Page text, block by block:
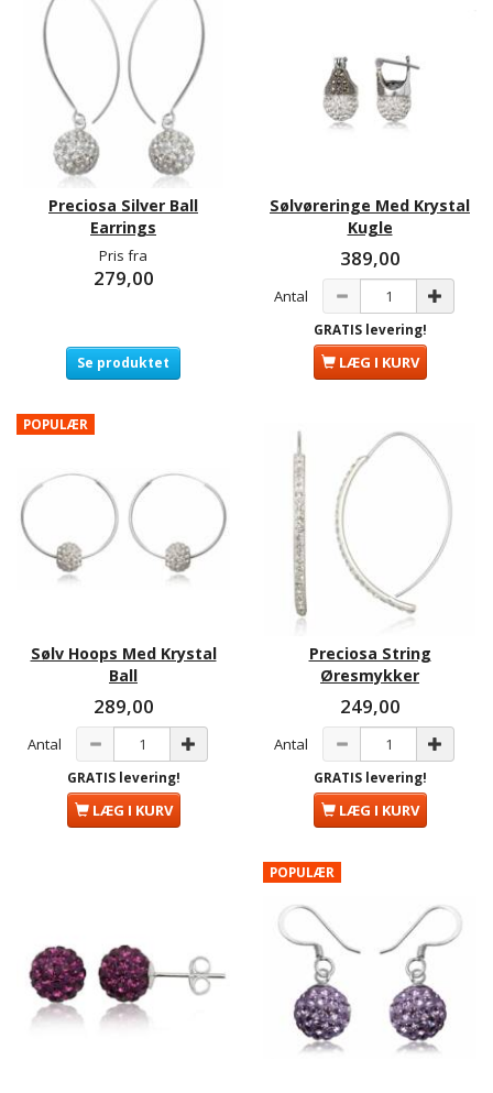
Preciosa Silver Ball
Earrings
Pris fra
279,00
Se produktet
Sølvøreringe Med Krystal
Kugle
389,00
Antal
GRATIS levering!
LÆG I KURV
POPULÆR
Sølv Hoops Med Krystal
Ball
289,00
Antal
GRATIS levering!
LÆG I KURV
Preciosa String
Øresmykker
249,00
Antal
GRATIS levering!
LÆG I KURV
POPULÆR